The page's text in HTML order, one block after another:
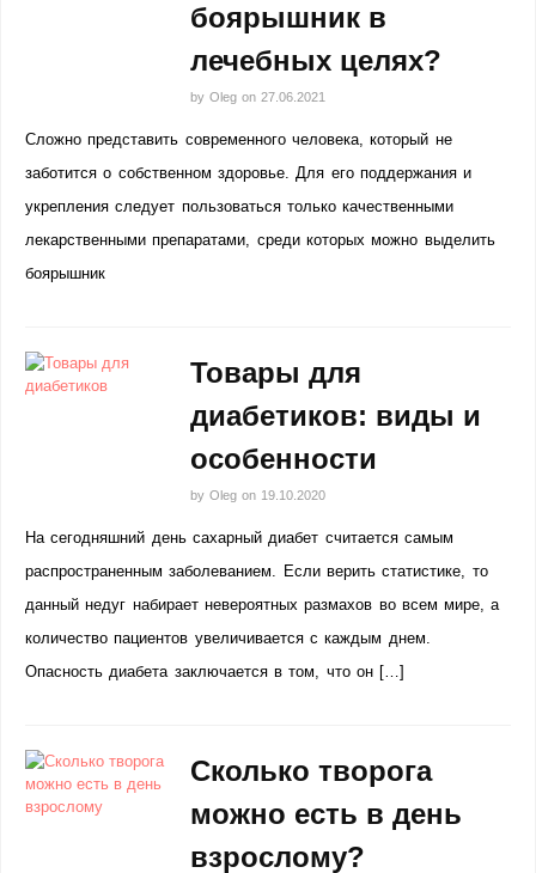
боярышник в
лечебных целях?
by Oleg on 27.06.2021
Сложно представить современного человека, который не
заботится о собственном здоровье. Для его поддержания и
укрепления следует пользоваться только качественными
лекарственными препаратами, среди которых можно выделить
боярышник
Товары для
диабетиков: виды и
особенности
by Oleg on 19.10.2020
На сегодняшний день сахарный диабет считается самым
распространенным заболеванием. Если верить статистике, то
данный недуг набирает невероятных размахов во всем мире, а
количество пациентов увеличивается с каждым днем.
Опасность диабета заключается в том, что он […]
Сколько творога
можно есть в день
взрослому?